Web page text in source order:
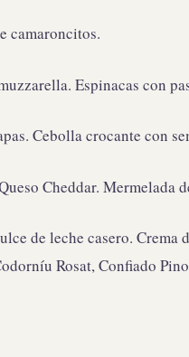
camaroncitos.
Espinacas con
Cebolla crocante con
Cheddar. Mermelada
de leche casero. Crema
Rosat, Confiado